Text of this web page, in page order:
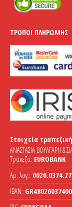
ΤΡΌΠΟΙ ΠΛΗΡΩΜΉΣ
Στοιχεία
ΑΝΑΣΤΑΣΙΑ ΒΟΥΛΓΑΡΗ &
Τράπεζα: EUROBANK
Αρ. λογ.:
IBAN: